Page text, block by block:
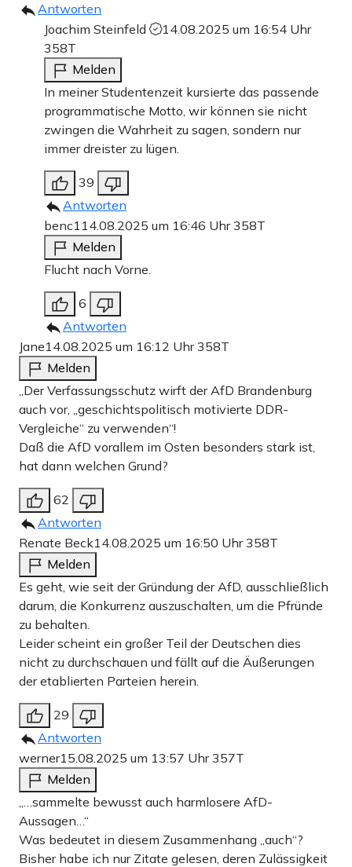
Antworten
Joachim Steinfeld
14.08.2025 um 16:54 Uhr
358T
Melden
In meiner Studentenzeit kursierte das passende
programmatische Motto, wir können sie nicht
zwingen die Wahrheit zu sagen, sondern nur
immer dreister zu lügen.
39
Antworten
benc1 14.08.2025 um 16:46 Uhr358T
Melden
Flucht nach Vorne.
6
Antworten
Jane14.08.2025 um 16:12 Uhr358T
Melden
„Der Verfassungsschutz wirft der AfD Brandenburg
auch vor, „geschichtspolitisch motivierte DDR-
Vergleiche“ zu verwenden“!
Daß die AfD vorallem im Osten besonders stark ist,
hat dann welchen Grund?
62
Antworten
Renate Beck14.08.2025 um 16:50 Uhr358T
Melden
Es geht, wie seit der Gründung der AfD, ausschließlich
darum, die Konkurrenz auszuschalten, um die Pfründe
zu behalten.
Leider scheint ein großer Teil der Deutschen dies
nicht zu durchschauen und fällt auf die Äußerungen
der etablierten Parteien herein.
29
Antworten
werner15.08.2025 um 13:57 Uhr357T
Melden
„…sammelte bewusst auch harmlosere AfD-
Aussagen…“
Was bedeutet in diesem Zusammenhang „auch“?
Bisher habe ich nur Zitate gelesen, deren Zulässigkeit